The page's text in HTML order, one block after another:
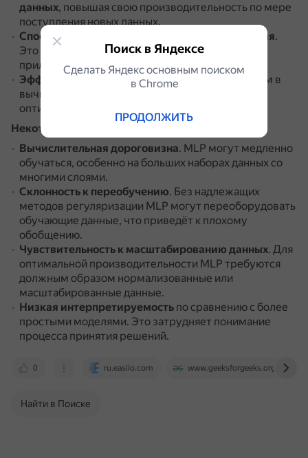
данных, повышая свою производительность по мере
поступления новых данных.
Способность хорошо обобщать данные обучения.
Это способствует надёжности MLP в реальных
приложениях.
Эффективное обучениеблагодаря достижениям в
вычислительной мощности и алгоритмах
оптимизации.
Некоторые недостатки использования MLP
Вычислительная дороговизна. MLP могут медленно
обучаться, особенно на больших наборах данных со
многими слоями.
Склонность к переобучению. Без надлежащих
методов регуляризации MLP могут переоборудовать
обучающие данные, что приведёт к плохому
обобщению.
Чувствительность к масштабированию данных. Для
оптимальной производительности MLP требуются
должным образом нормализованные или
масштабированные данные.
Низкая интерпретируемость по сравнению с более
простыми моделями. Это затрудняет понимание
процесса принятия решений.
0 ru.easiio.com www.geeksforgeeks.org
Найти в Поиске
Поиск в Яндексе
Сделать Яндекс основным поиском
в Сhrome
ПРОДОЛЖИТЬ